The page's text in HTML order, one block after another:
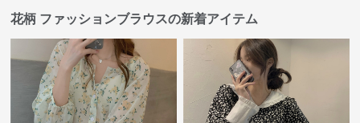
花柄 ファッションブラウスの新着アイテム